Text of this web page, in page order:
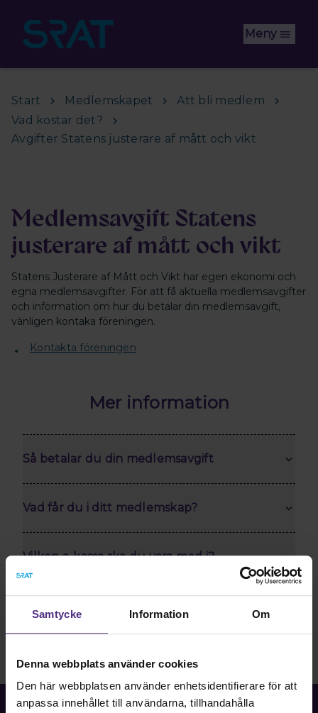
Samtycke Information Om
Denna webbplats använder cookies
Den här webbplatsen använder enhetsidentifierare för att
anpassa innehållet till användarna, tillhandahålla
Meny
Start Medlemskapet
Att bli medlem
Vad kostar det?
Avgifter Statens justerare af mått och vikt
Medlemsavgift Statens
justerare af mått och vikt
Statens Justerare af Mått och Vikt har egen ekonomi och
egna medlemsavgifter. För att få aktuella medlemsavgifter
och information om hur du betalar din medlemsavgift,
vänligen kontaka föreningen.
Kontakta föreningen
Mer information
Så betalar du din medlemsavgift
Vad får du i ditt medlemskap?
Vilken a-kassa ska du vara med i?